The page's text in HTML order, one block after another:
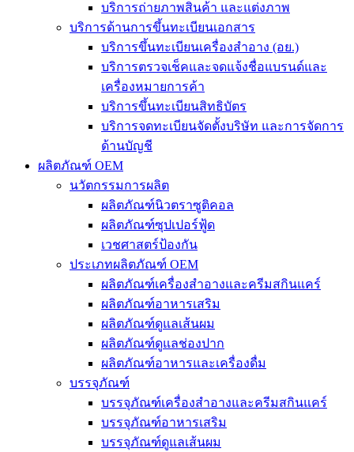
บริการถ่ายภาพสินค้า และแต่งภาพ
บริการด้านการขึ้นทะเบียนเอกสาร
บริการขึ้นทะเบียนเครื่องสำอาง (อย.)
บริการตรวจเช็คและจดแจ้งชื่อแบรนด์และ
เครื่องหมายการค้า
บริการขึ้นทะเบียนสิทธิบัตร
บริการจดทะเบียนจัดตั้งบริษัท และการจัดการ
ด้านบัญชี
ผลิตภัณฑ์ OEM
นวัตกรรมการผลิต
ผลิตภัณฑ์นิวตราซูติคอล
ผลิตภัณฑ์ซุปเปอร์ฟู้ด
เวชศาสตร์ป้องกัน
ประเภทผลิตภัณฑ์ OEM
ผลิตภัณฑ์เครื่องสำอางและครีมสกินแคร์
ผลิตภัณฑ์อาหารเสริม
ผลิตภัณฑ์ดูแลเส้นผม
ผลิตภัณฑ์ดูแลช่องปาก
ผลิตภัณฑ์อาหารและเครื่องดื่ม
บรรจุภัณฑ์
บรรจุภัณฑ์เครื่องสำอางและครีมสกินแคร์
บรรจุภัณฑ์อาหารเสริม
บรรจุภัณฑ์ดูแลเส้นผม